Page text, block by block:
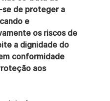
de proteger a
e
os riscos de
a dignidade do
conformidade
aos